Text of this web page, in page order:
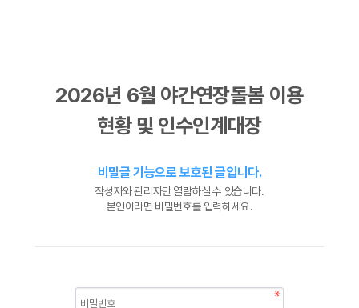
2026년 6월 야간연장돌봄 이용
현황 및 인수인계대장
비밀글 기능으로 보호된 글입니다.
작성자와 관리자만 열람하실 수 있습니다.
본인이라면 비밀번호를 입력하세요.